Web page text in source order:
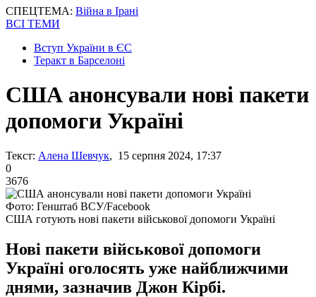
СПЕЦТЕМА: Війна в Ірані
ВСІ ТЕМИ
Вступ України в ЄС
Теракт в Барселоні
США анонсували нові пакети
допомоги Україні
Текст: Алена Шевчук, 15 серпня 2024, 17:37
0
3676
Фото: Генштаб ВСУ/Facebook
США готують нові пакети військової допомоги Україні
Нові пакети військової допомоги
Україні оголосять уже найближчими
днями, зазначив Джон Кірбі.